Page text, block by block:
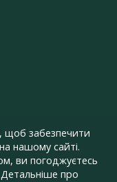
щоб забезпечити
нашому сайті.
ви погоджуєтесь
про